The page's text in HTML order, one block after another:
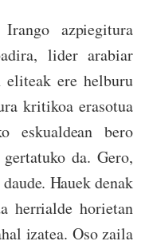
azpiegitura
lider arabiar
ere helburu
kritikoa erasotua
eskualdean bero
da. Gero,
Hauek denak
herrialde horietan
izatea. Oso zaila